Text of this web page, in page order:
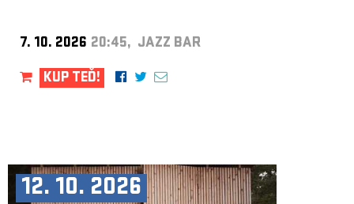
7. 10. 2026 20:45, JAZZ BAR
KUP TEĎ!
12. 10. 2026